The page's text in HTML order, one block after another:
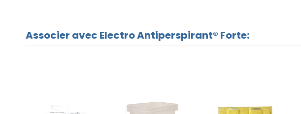
Associer avec Electro Antiperspirant® Forte: